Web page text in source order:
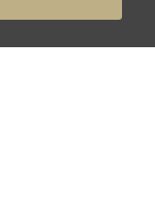
que
estar